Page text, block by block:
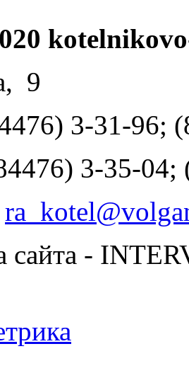
9
3-31-96;
3-35-04;
сайта -